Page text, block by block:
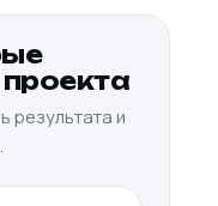
результата и